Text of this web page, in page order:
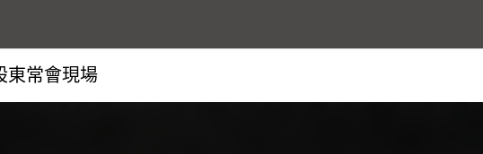
東常會現場